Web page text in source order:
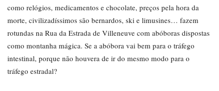
como relógios, medicamentos e chocolate, preços pela hora da
morte, civilizadíssimos são bernardos, ski e limusines… fazem
rotundas na Rua da Estrada de Villeneuve com abóboras dispostas
como montanha mágica. Se a abóbora vai bem para o tráfego
intestinal, porque não houvera de ir do mesmo modo para o
tráfego estradal?